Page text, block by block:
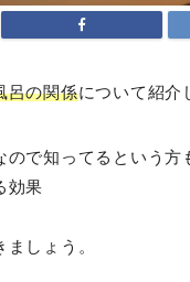
呂の関係について紹介
ので知ってるという
効果
しょう。